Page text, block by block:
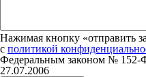
Нажимая кнопку «отправить
с политикой
Федеральным законом №
27.07.2006